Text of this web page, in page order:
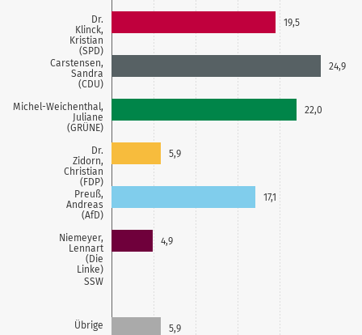
Dr.
Klinck,
Kristian
(SPD)
Carstensen,
Sandra
(CDU)
Michel-Weichenthal,
Juliane
(GRÜNE)
Dr.
Zidorn,
Christian
(FDP)
Preuß,
Andreas
(AfD)
Niemeyer,
Lennart
(Die
Linke)
SSW
Übrige
19,5
24,9
22,0
5,9
17,1
4,9
5,9